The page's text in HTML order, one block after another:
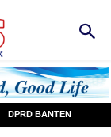
DPRD BANTEN